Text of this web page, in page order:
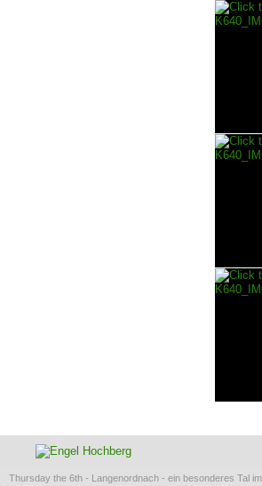
Thursday the 6th - Langenordnach - ein besonderes Tal